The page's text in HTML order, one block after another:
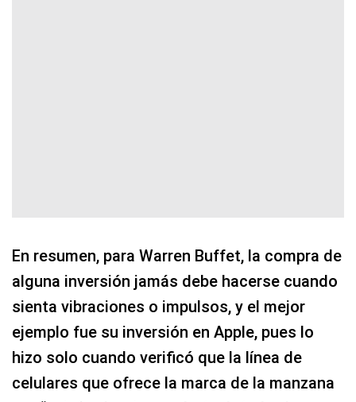
En resumen, para Warren Buffet, la compra de
alguna inversión jamás debe hacerse cuando
sienta vibraciones o impulsos, y el mejor
ejemplo fue su inversión en Apple, pues lo
hizo solo cuando verificó que la línea de
celulares que ofrece la marca de la manzana